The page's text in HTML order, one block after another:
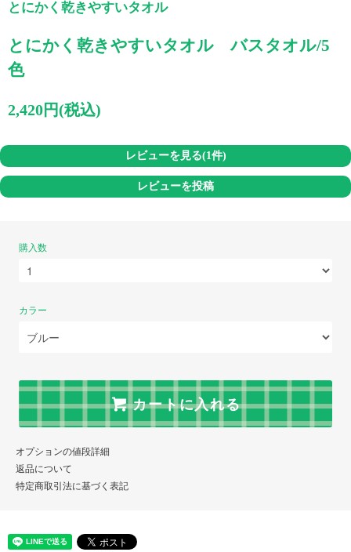
とにかく乾きやすいタオル
とにかく乾きやすいタオル バスタオル/5
色
2,420円(税込)
レビューを見る(1件)
レビューを投稿
購入数
カラー
カートに入れる
オプションの値段詳細
返品について
特定商取引法に基づく表記